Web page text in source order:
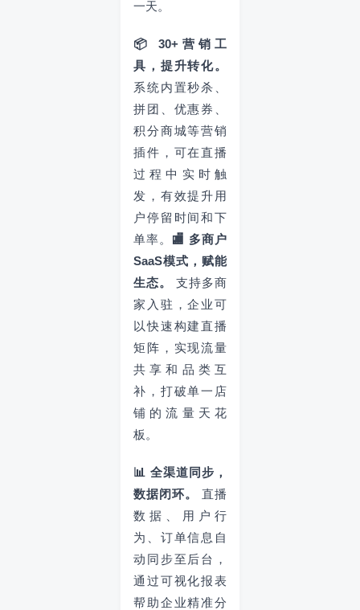
一天。
📦 30+营销工
具，提升转化。
系统内置秒杀、
拼团、优惠券、
积分商城等营销
插件，可在直播
过程中实时触
发，有效提升用
户停留时间和下
单率。 🏬 多商户
SaaS模式，赋能
生态。
支持多商
家入驻，企业可
以快速构建直播
矩阵，实现流量
共享和品类互
补，打破单一店
铺的流量天花
板。
📊 全渠道同步，
数据闭环。
直播
数据、用户行
为、订单信息自
动同步至后台，
通过可视化报表
帮助企业精准分